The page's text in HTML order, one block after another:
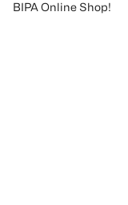
BIPA Online Shop!